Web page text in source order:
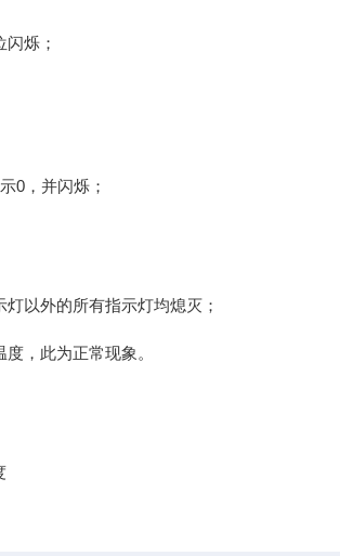
烁；
0，并闪烁；
以外的所有指示灯均熄灭；
，此为正常现象。